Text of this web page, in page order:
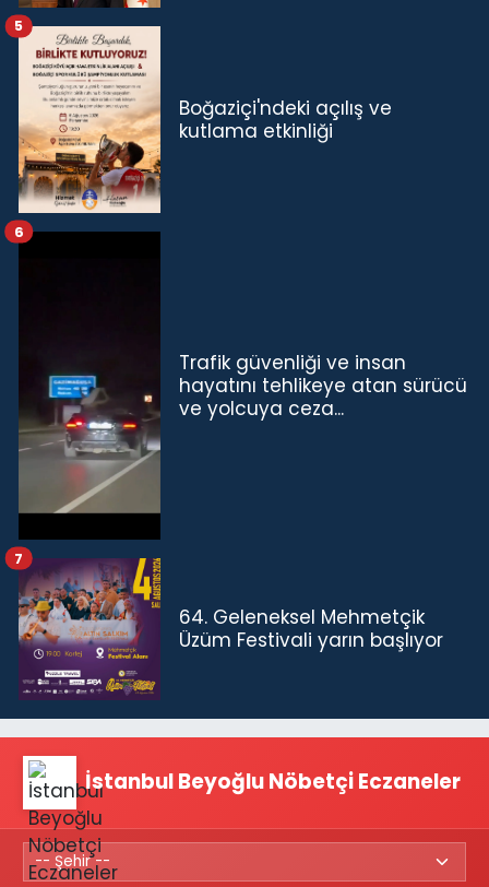
Boğaziçi'ndeki açılış ve
kutlama etkinliği
5
Trafik güvenliği ve insan
hayatını tehlikeye atan sürücü
ve yolcuya ceza...
6
64. Geleneksel Mehmetçik
Üzüm Festivali yarın başlıyor
7
İstanbul Beyoğlu Nöbetçi Eczaneler